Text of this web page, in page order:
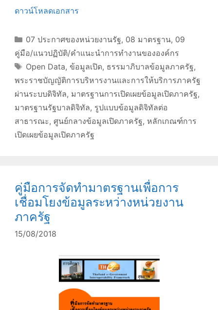
ดาวน์โหลดเอกสาร
Categories
07 ประกาศของหน่วยงานรัฐ, 08 มาตรฐาน, 09
คู่มือ/แนวปฏิบัติ/คำแนะนำการทำงานขององค์กร
Tags
Open Data, ข้อมูลเปิด, ธรรมาภิบาลข้อมูลภาครัฐ,
พระราชบัญญัติการบริหารงานและการให้บริการภาครัฐ
ผ่านระบบดิจิทัล, มาตรฐานการเปิดเผยข้อมูลเปิดภาครัฐ,
มาตรฐานรัฐบาลดิจิทัล, รูปแบบข้อมูลดิจิทัลต่อ
สาธารณะ, ศูนย์กลางข้อมูลเปิดภาครัฐ, หลักเกณฑ์การ
เปิดเผยข้อมูลเปิดภาครัฐ
คู่มือการจัดทำมาตรฐานเพื่อการ
เชื่อมโยงข้อมูลระหว่างหน่วยงาน
ภาครัฐ
15/08/2018